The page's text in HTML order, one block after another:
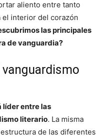
aliento entre tanto
interior del corazón
las principales
de vanguardia?
líder entre las
literario. La misma
de las diferentes